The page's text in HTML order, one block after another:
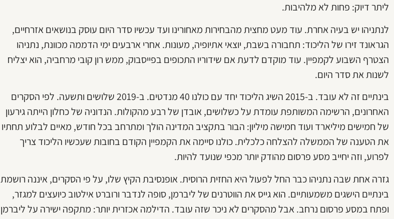
ליתר דיוק: פחות לא מלהיבות.
לנתניהו יש בעיה אחרת. עוד מעט מחצית מהבחירות מאחורינו ועד עכשיו סדר היום עוסק בנושאים אזרחיים,
הגראונד זירו של הליכוד: תחבורה בשבת, יוצאי אתיופיה, מעונות. אחרי ארבעים ימי הדממה מכוונת, נתניהו
הצטרף השבוע לקמפיין. עוד מוקדם לדעת אם שידוריו התכופים בפייסבוק, ממש רון קובי מרחביה, הוא יצליח
לשנות את סדר היום.
בינתיים זה לא עובד. ב-2015 השיג הליכוד יחד עם כולנו 40 מנדטים. ב-2019 שלושים ותשעה. לפי הסקרים
האחרונים, הרשימה המשותפת עומדת על כשלושים, אובדן של רבע מהקולות. הנדוניה של כחלון הייתה גירעון
של חמישים מיליארד ועוד חמישה מיליון: הבור בתקציב המדינה הולך ומתרחב בכל חודש, מאיים לבלוע תחתיו
את הטענה של הממשלה להצלחה כלכלית. כולנו סיימה את הקמפיין הקודם בחובות שעכשיו הליכוד צריך
לפרוע, וזה יחייב מסע פרסום מהודק יותר מכפי שנועד להיות.
גזרה אחת שבה נתניהו כבר החל לפעול היא החזית הרוסית. אופנסיבת הקיץ שלו, על פי הסקרים, איננה רושמת
בינתיים הישגים משמעותיים. הוא גייס את הווטרנים של ליברמן, סופה לנדבר ורוברט אילטוב כיועצים למגזר,
ופתח במסע פרסום נרחב. אבל מהסקרים לא ניכר שזה עובד. הדילמה אכזרית יותר: מתקפה ישירה על ליברמן